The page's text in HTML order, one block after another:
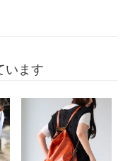
います